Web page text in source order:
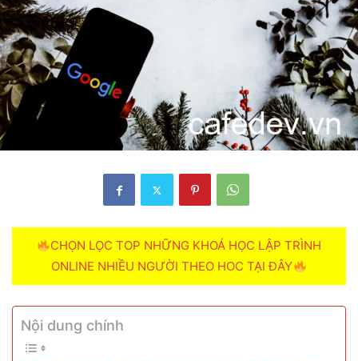
CHỌN LỌC TOP NHỮNG KHOÁ HỌC LẬP TRÌNH
ONLINE NHIỀU NGƯỜI THEO HOC TẠI ĐÂY
Nội dung chính